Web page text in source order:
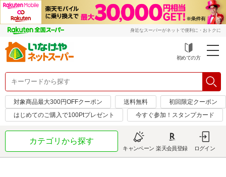
身近なスーパーがネットで便利に・おトクに
初めての方
対象商品最大300円OFFクーポン 送料無料
初回限定クーポン
はじめてのご購入で100Ptプレゼント
今すぐ参加！スタンプカード
カテゴリから探す
キャンペーン 楽天会員登録 ログイン